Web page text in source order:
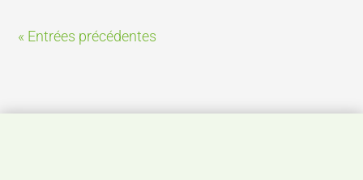
« Entrées précédentes